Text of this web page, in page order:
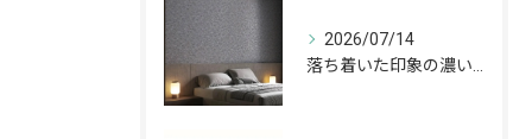
2026/07/14